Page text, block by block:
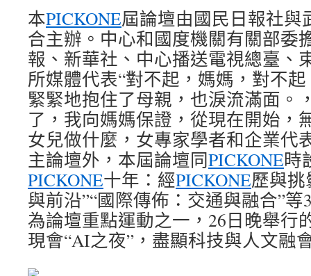
本PICKONE屆論壇由國民日報社與
合主辦。中心和國度機關有關部委
報、新華社、中心播送電視總臺、
所媒體代表“對不起，媽媽，對不
緊緊地抱住了母親，也淚流滿面。
了，我向媽媽保證，從現在開始，
女兒做什麼，女專家學者和企業代
主論壇外，本屆論壇同PICKONE時
PICKONE十年：經PICKONE歷與挑
與前沿”“國際傳佈：交通與融合”
為論壇重點運動之一，26日晚舉行
現會“AI之夜”，盡顯科技與人文融